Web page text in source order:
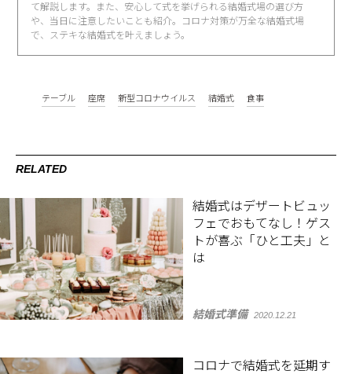
て解説します。また、安心して式を挙げられる結婚式場の選び方
や、当日に注意したいことも紹介。コロナ対策が万全な結婚式場
で、ステキな結婚式を叶えましょう。
テーブル 座席 新型コロナウイルス 結婚式 食事
RELATED
結婚式はデザートビュッ
フェでおもてなし！ゲス
トが喜ぶ「ひと工夫」と
は
結婚式準備 2020.12.21
コロナで結婚式を延期す